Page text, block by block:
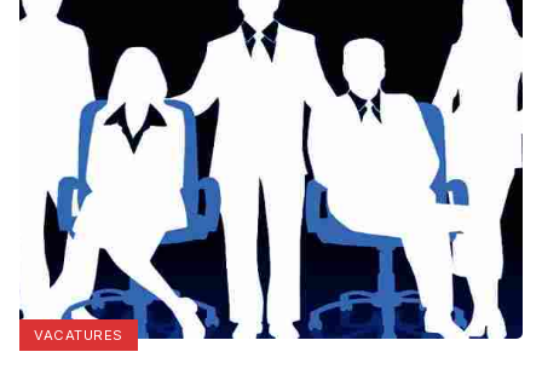
VACATURES